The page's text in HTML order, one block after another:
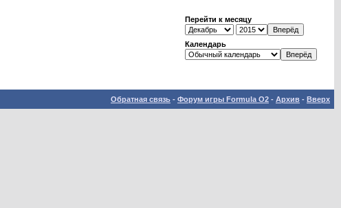
Перейти к месяцу
Календарь
Обратная связь - Форум игры Formula O2 - Архив - Вверх